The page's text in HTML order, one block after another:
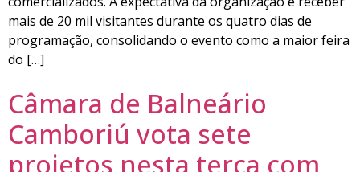
mais de 20 mil visitantes durante os quatro dias de
programação, consolidando o evento como a maior feira
do […]
Câmara de Balneário
Camboriú vota sete
projetos nesta terça com